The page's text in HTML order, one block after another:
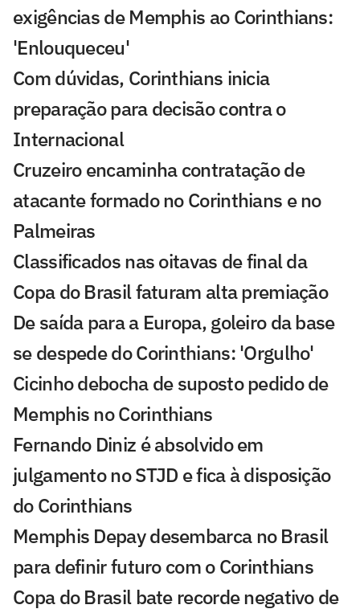
exigências de Memphis ao Corinthians:
'Enlouqueceu'
Com dúvidas, Corinthians inicia
preparação para decisão contra o
Internacional
Cruzeiro encaminha contratação de
atacante formado no Corinthians e no
Palmeiras
Classificados nas oitavas de final da
Copa do Brasil faturam alta premiação
De saída para a Europa, goleiro da base
se despede do Corinthians: 'Orgulho'
Cicinho debocha de suposto pedido de
Memphis no Corinthians
Fernando Diniz é absolvido em
julgamento no STJD e fica à disposição
do Corinthians
Memphis Depay desembarca no Brasil
para definir futuro com o Corinthians
Copa do Brasil bate recorde negativo de